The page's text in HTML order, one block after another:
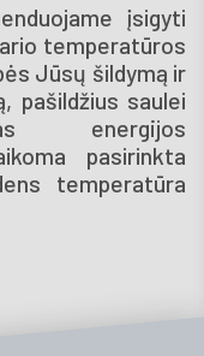
įsigyti
temperatūros
Jūsų šildymą ir
pašildžius saulei
energijos
pasirinkta
temperatūra